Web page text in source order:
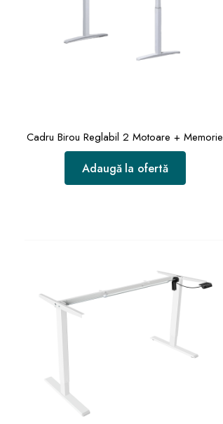
Cadru Birou Reglabil 2 Motoare + Memorie
Adaugă la ofertă